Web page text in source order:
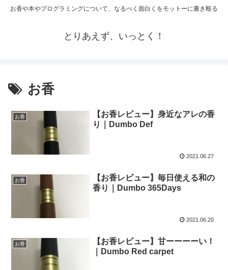
お香や本やプログラミングについて、なるべく面白くをモットーに書き殴る
とりあえず、いっとく！
お香
お香
【お香レビュー】身近なアレの香
り｜Dumbo Def
2021.06.27
お香
【お香レビュー】毎日使える和の
香り｜Dumbo 365Days
2021.06.20
お香
【お香レビュー】甘ーーーーい！
｜Dumbo Red carpet